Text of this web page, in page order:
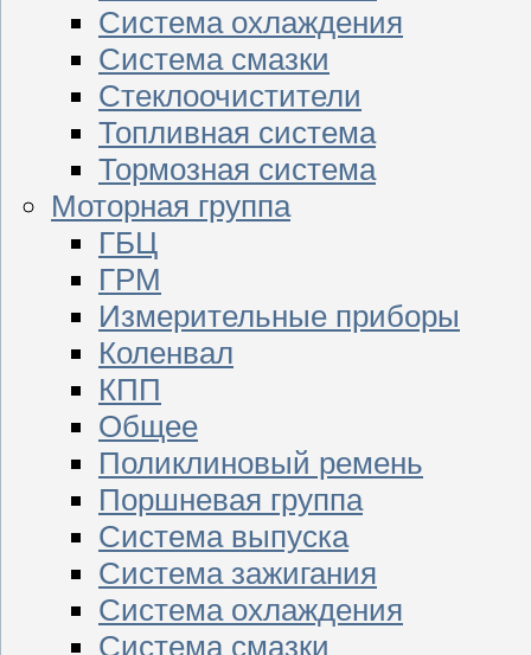
Система охлаждения
Система смазки
Стеклоочистители
Топливная система
Тормозная система
Моторная группа
ГБЦ
ГРМ
Измерительные приборы
Коленвал
КПП
Общее
Поликлиновый ремень
Поршневая группа
Система выпуска
Система зажигания
Система охлаждения
Система смазки